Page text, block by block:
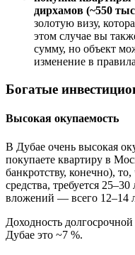
дирхамов (~550
золотую визу,
этом случае вы
сумму, но объект
изменение в
Богатые
Высокая окупаемость
В Дубае очень высокая
покупаете квартиру в
банкротству, конечно),
средства, требуется
вложений — всего 12–14
Доходность
Дубае это ~7 %.